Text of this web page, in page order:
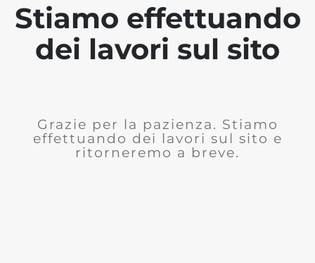
Stiamo effettuando
dei lavori sul sito
Grazie per la pazienza. Stiamo
effettuando dei lavori sul sito e
ritorneremo a breve.